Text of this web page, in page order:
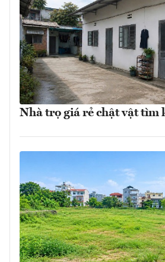
Nhà trọ giá rẻ chật vật tìm